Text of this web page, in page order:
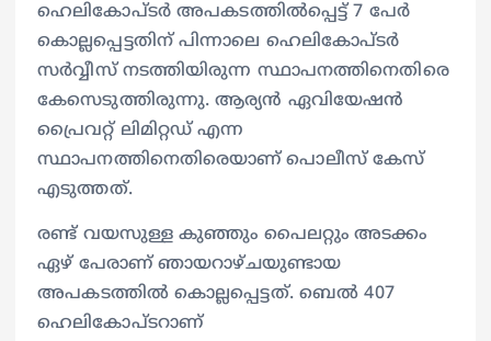
ഹെലികോപ്ടർ അപകടത്തിൽപ്പെട്ട് 7 പേർ
കൊല്ലപ്പെട്ടതിന് പിന്നാലെ ഹെലികോപ്ടർ
സർവ്വീസ് നടത്തിയിരുന്ന സ്ഥാപനത്തിനെതിരെ
കേസെടുത്തിരുന്നു. ആര്യൻ ഏവിയേഷൻ
പ്രൈവറ്റ് ലിമിറ്റഡ് എന്ന
സ്ഥാപനത്തിനെതിരെയാണ് പൊലീസ് കേസ്
എടുത്തത്.
രണ്ട് വയസുള്ള കുഞ്ഞും പൈലറ്റും അടക്കം
ഏഴ് പേരാണ് ഞായറാഴ്ചയുണ്ടായ
അപകടത്തിൽ കൊല്ലപ്പെട്ടത്. ബെൽ 407
ഹെലികോപ്ടറാണ്